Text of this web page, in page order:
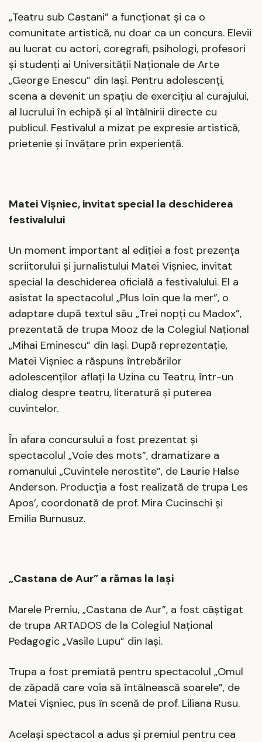
„Teatru sub Castani” a funcționat și ca o
comunitate artistică, nu doar ca un concurs. Elevii
au lucrat cu actori, coregrafi, psihologi, profesori
și studenți ai Universității Naționale de Arte
„George Enescu” din Iași. Pentru adolescenți,
scena a devenit un spațiu de exercițiu al curajului,
al lucrului în echipă și al întâlnirii directe cu
publicul. Festivalul a mizat pe expresie artistică,
prietenie și învățare prin experiență.
Matei Vișniec, invitat special la deschiderea
festivalului
Un moment important al ediției a fost prezența
scriitorului și jurnalistului Matei Vișniec, invitat
special la deschiderea oficială a festivalului. El a
asistat la spectacolul „Plus loin que la mer”, o
adaptare după textul său „Trei nopți cu Madox”,
prezentată de trupa Mooz de la Colegiul Național
„Mihai Eminescu” din Iași. După reprezentație,
Matei Vișniec a răspuns întrebărilor
adolescenților aflați la Uzina cu Teatru, într-un
dialog despre teatru, literatură și puterea
cuvintelor.
În afara concursului a fost prezentat și
spectacolul „Voie des mots”, dramatizare a
romanului „Cuvintele nerostite”, de Laurie Halse
Anderson. Producția a fost realizată de trupa Les
Apos’, coordonată de prof. Mira Cucinschi și
Emilia Burnusuz.
„Castana de Aur” a rămas la Iași
Marele Premiu, „Castana de Aur”, a fost câștigat
de trupa ARTADOS de la Colegiul Național
Pedagogic „Vasile Lupu” din Iași.
Trupa a fost premiată pentru spectacolul „Omul
de zăpadă care voia să întâlnească soarele”, de
Matei Vișniec, pus în scenă de prof. Liliana Rusu.
Același spectacol a adus și premiul pentru cea